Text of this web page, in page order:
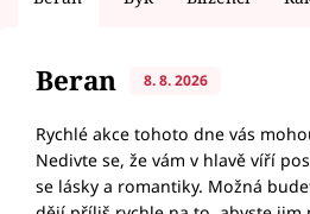
Beran 8. 8. 2026
Rychlé akce tohoto dne vás
Nedivte se, že vám v hlavě víří
se lásky a romantiky. Možná